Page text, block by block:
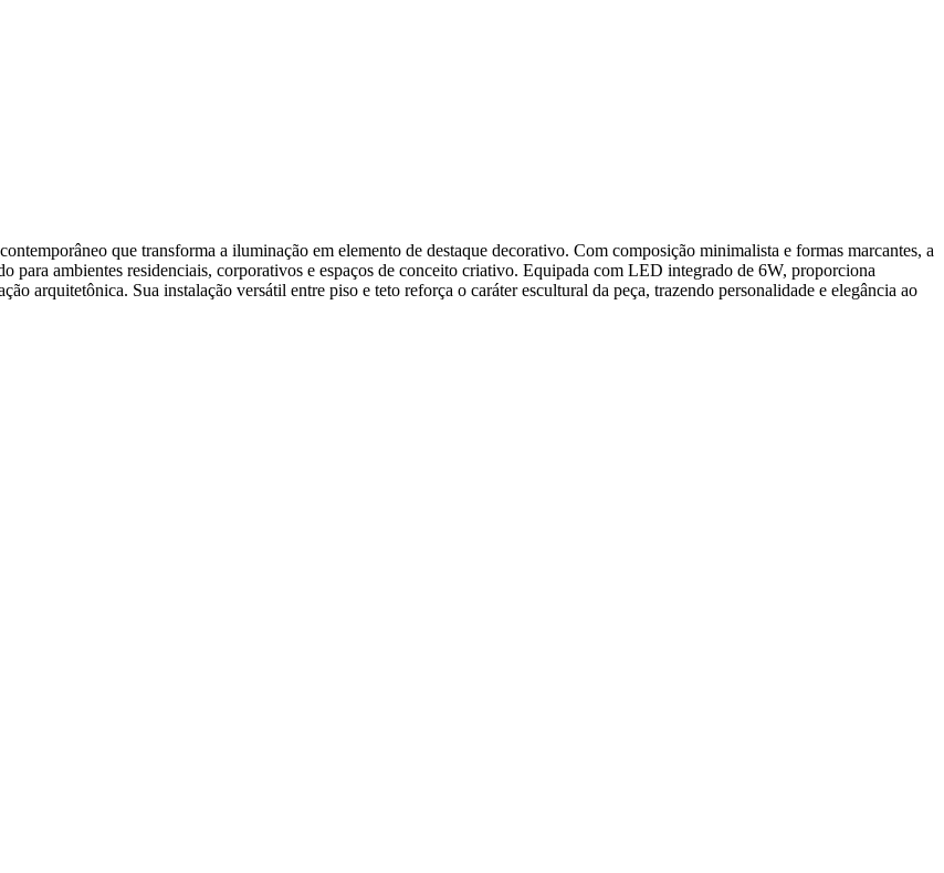
que transforma a iluminação em elemento de destaque decorativo. Com composição minimalista e formas marcantes, a
para ambientes residenciais, corporativos e espaços de conceito criativo. Equipada com LED integrado de 6W, proporciona
arquitetônica. Sua instalação versátil entre piso e teto reforça o caráter escultural da peça, trazendo personalidade e elegância ao